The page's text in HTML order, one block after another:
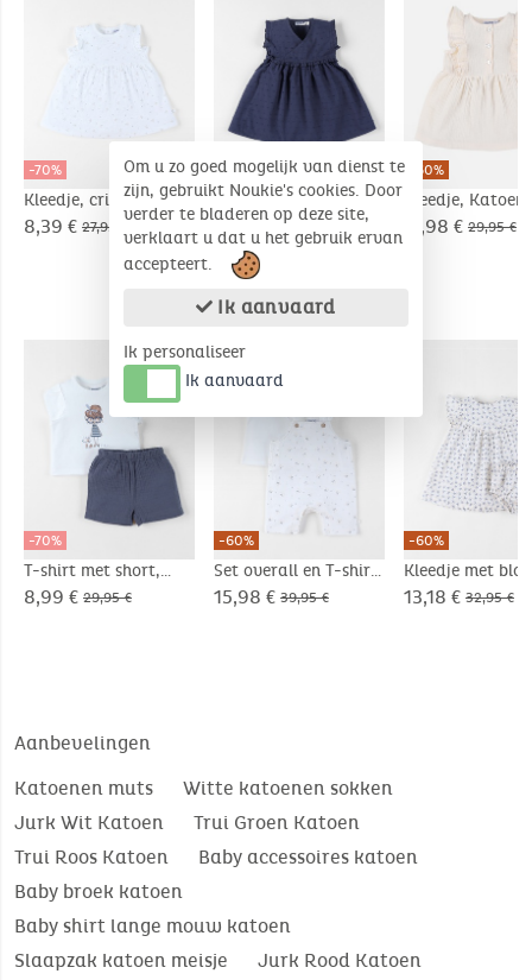
-70%
Kleedje, crinckle
Jersey
8,39 € 27,95 €
-70%
Wikkeltuniek,
katoenen mousseline
7,49 € 24,95 €
-60%
Kleedje,
Mousseline
11,98 € 29,95 €
COMPLEMENTAIRE PRODUCTEN
-70%
T-shirt met short,
Katoen
8,99 € 29,95 €
-60%
Set overall en T-shirt,
Katoen
15,98 € 39,95 €
-60%
Kleedje met
Katoenen voile
13,18 € 32,95 €
Aanbevelingen
Katoenen muts
Witte katoenen sokken
Jurk Wit Katoen
Trui Groen Katoen
Trui Roos Katoen
Baby accessoires katoen
Baby broek katoen
Baby shirt lange mouw katoen
Slaapzak katoen meisje
Jurk Rood Katoen
Om u zo goed mogelijk van dienst te
zijn, gebruikt Noukie's cookies. Door
verder te bladeren op deze site,
verklaart u dat u het gebruik ervan
accepteert.
Ik aanvaard
Ik personaliseer
Ik aanvaard